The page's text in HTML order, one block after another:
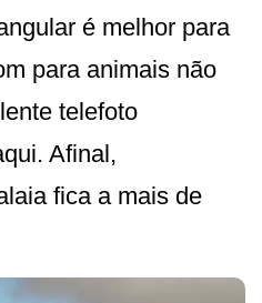
é melhor para
para animais não
telefoto
Afinal,
fica a mais de